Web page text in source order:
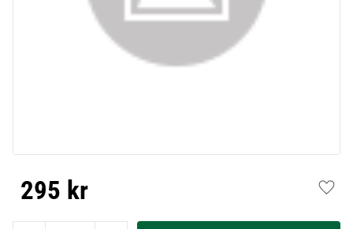
295 kr